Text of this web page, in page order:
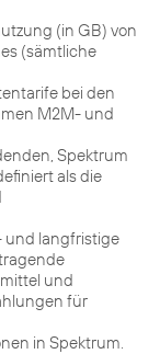
(in GB) von
(sämtliche
bei den
M2M- und
Spektrum
als die
und langfristige
und
für
in Spektrum.